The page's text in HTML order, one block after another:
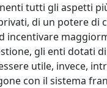
tutti gli aspetti
di un potere di
incentivare
gli enti dotati
utile, invece,
con il sistema